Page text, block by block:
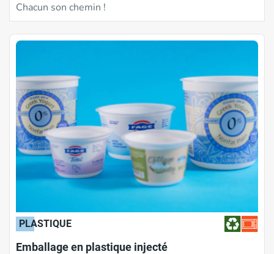
Chacun son chemin !
PLASTIQUE
Emballage en plastique injecté